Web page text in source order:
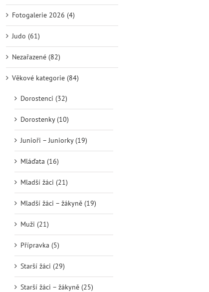
Fotogalerie 2026 (4)
Judo (61)
Nezařazené (82)
Věkové kategorie (84)
Dorostenci (32)
Dorostenky (10)
Junioři – Juniorky (19)
Mláďata (16)
Mladší žáci (21)
Mladší žáci – žákyně (19)
Muži (21)
Přípravka (5)
Starší žáci (29)
Starší žáci – žákyně (25)